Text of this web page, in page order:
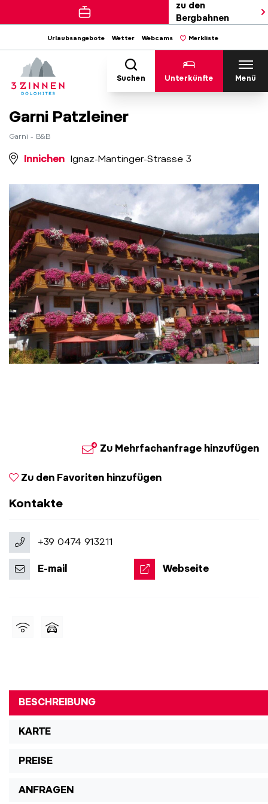
zu den
Bergbahnen
Urlaubsangebote Wetter Webcams Merkliste
Suchen Unterkünfte Menü
Garni Patzleiner
Garni - B&B
Innichen Ignaz-Mantinger-Strasse 3
01 01
Zu Mehrfachanfrage hinzufügen
Zu den Favoriten hinzufügen
Kontakte
+39 0474 913211
E-mail Webseite
BESCHREIBUNG
KARTE
PREISE
ANFRAGEN